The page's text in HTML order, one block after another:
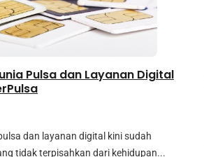
Pulsa dan Layanan Digital
dan layanan digital kini sudah
tidak terpisahkan dari kehidupan...